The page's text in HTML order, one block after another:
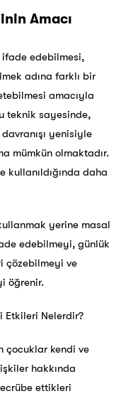
Amacı
ifade edebilmesi,
adına farklı bir
amacıyla
teknik sayesinde,
yenisiyle
mümkün olmaktadır.
daha
yerine masal
edebilmeyi, günlük
çözebilmeyi ve
öğrenir.
Etkileri Nelerdir?
çocuklar kendi ve
hakkında
ettikleri